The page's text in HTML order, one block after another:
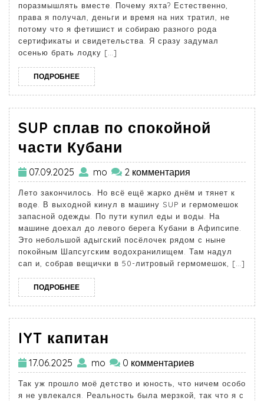
поразмышлять вместе. Почему яхта? Естественно,
права я получал, деньги и время на них тратил, не
потому что я фетишист и собираю разного рода
сертификаты и свидетельства. Я сразу задумал
осенью брать лодку […]
ПОДРОБНЕЕ
SUP сплав по спокойной
части Кубани
07.09.2025 mo 2 комментария
Лето закончилось. Но всё ещё жарко днём и тянет к
воде. В выходной кинул в машину SUP и гермомешок
запасной одежды. По пути купил еды и воды. На
машине доехал до левого берега Кубани в Афипсипе.
Это небольшой адыгский посёлочек рядом с ныне
покойным Шапсугским водохранилищем. Там надул
сап и, собрав вещички в 50-литровый гермомешок, […]
ПОДРОБНЕЕ
IYT капитан
17.06.2025 mo 0 комментариев
Так уж прошло моё детство и юность, что ничем особо
я не увлекался. Реальность была мерзкой, так что я с